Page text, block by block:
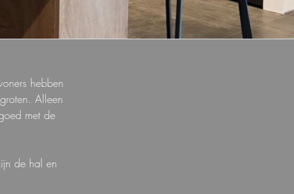
hebben
Alleen
met de
de hal en